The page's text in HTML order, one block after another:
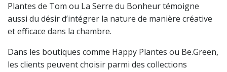
Plantes de Tom ou La Serre du Bonheur témoigne
aussi du désir d’intégrer la nature de manière créative
et efficace dans la chambre.
Dans les boutiques comme Happy Plantes ou Be.Green,
les clients peuvent choisir parmi des collections